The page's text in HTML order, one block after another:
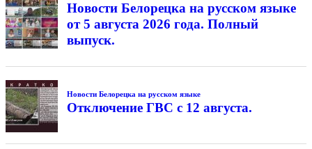
Новости Белорецка на русском языке
от 5 августа 2026 года. Полный
выпуск.
Новости Белорецка на русском языке
Отключение ГВС с 12 августа.